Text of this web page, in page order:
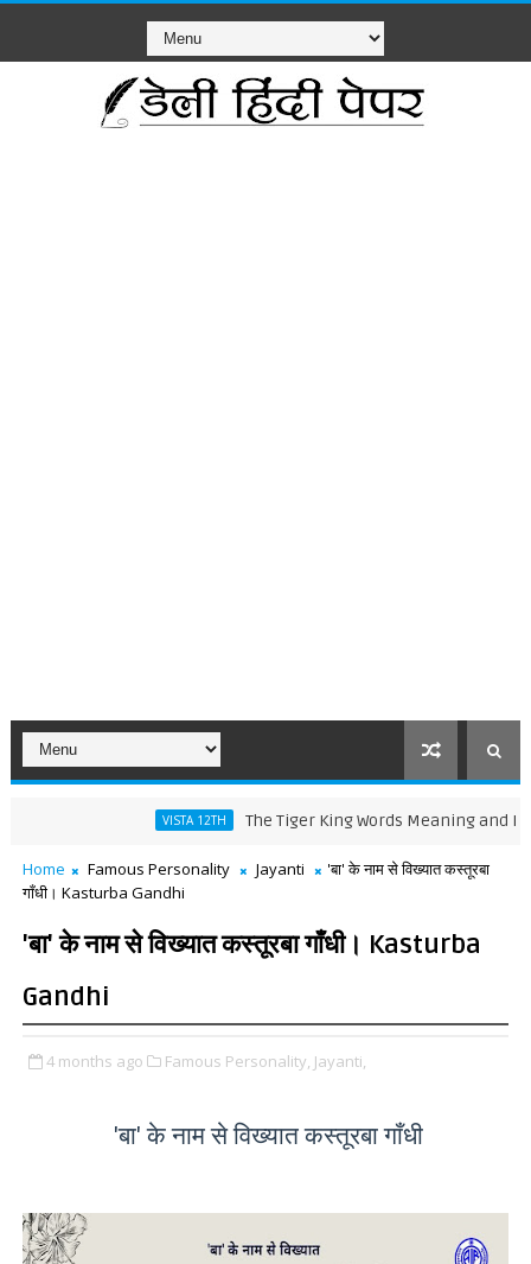
VISTA 12TH The Tiger King Words Meaning and Line by
Home Famous Personality Jayanti
'बा' के नाम से विख्यात कस्तूरबा
गाँधी। Kasturba Gandhi
'बा' के नाम से विख्यात कस्तूरबा गाँधी। Kasturba
Gandhi
4 months ago Famous Personality, Jayanti,
'बा' के नाम से विख्यात कस्तूरबा गाँधी